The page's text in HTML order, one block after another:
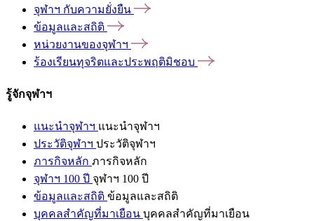
จุฬาฯ กับความยั่งยืน
ข้อมูลและสถิติ
หน่วยงานของจุฬาฯ
ร้องเรียนทุจริตและประพฤติมิชอบ
รู้จักจุฬาฯ
แนะนำจุฬาฯ แนะนำจุฬาฯ
ประวัติจุฬาฯ ประวัติจุฬาฯ
ภารกิจหลัก ภารกิจหลัก
จุฬาฯ 100 ปี จุฬาฯ 100 ปี
ข้อมูลและสถิติ ข้อมูลและสถิติ
บุคคลสำคัญที่มาเยือน บุคคลสำคัญที่มาเยือน